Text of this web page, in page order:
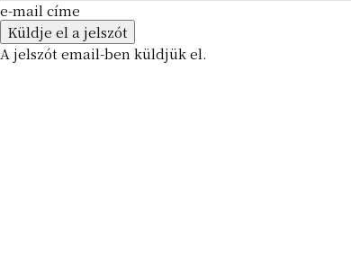
e-mail címe
A jelszót email-ben küldjük el.